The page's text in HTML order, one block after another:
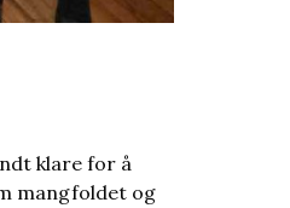
klare for å
mangfoldet og